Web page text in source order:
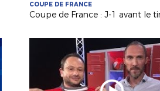
COUPE DE FRANCE